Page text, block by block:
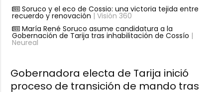
Soruco y el eco de Cossio: una victoria tejida entre
recuerdo y renovación | Visión 360
María René Soruco asume candidatura a la
Gobernación de Tarija tras inhabilitación de Cossío |
Neureal
Gobernadora electa de Tarija inició
proceso de transición de mando tras